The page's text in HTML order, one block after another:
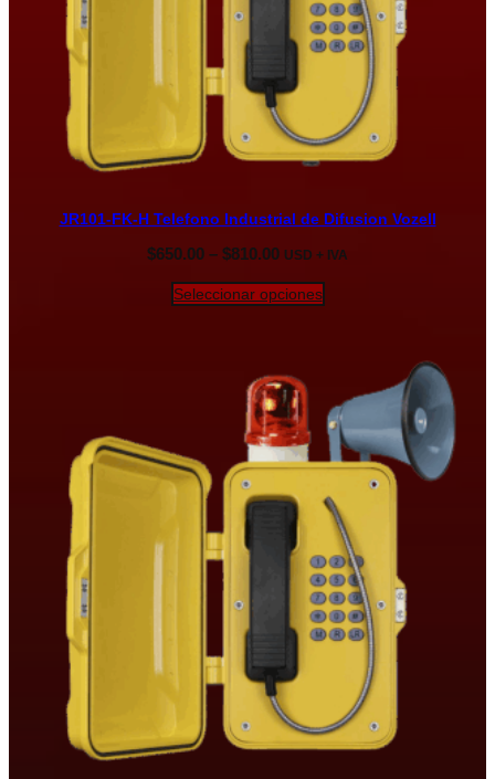
JR101-FK-H Telefono Industrial de Difusion Vozell
$650.00 – $810.00Rango
precios:
$810.00
USD + IVA
Seleccionar opciones